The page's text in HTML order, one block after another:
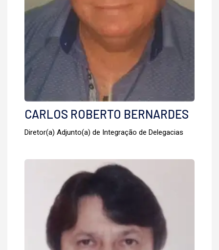
CARLOS ROBERTO BERNARDES
Diretor(a) Adjunto(a) de Integração de Delegacias